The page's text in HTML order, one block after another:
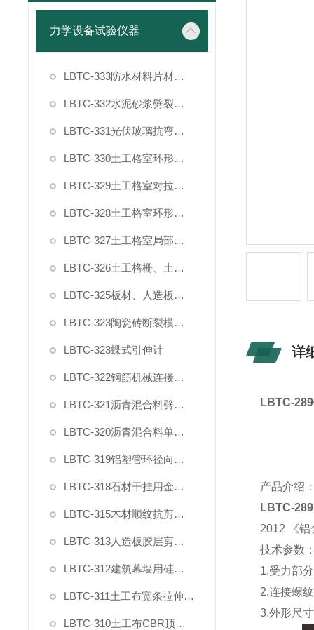
力学设备试验仪器
LBTC-333防水材料片材复合强度拉伸粘结夹具
LBTC-332水泥砂浆劈裂抗拉强度试验夹具
LBTC-331光伏玻璃抗弯曲试验夹具
LBTC-330土工格室环形插件节点剥离力夹具
LBTC-329土工格室对拉强度夹具
LBTC-328土工格室环形插件拉拔力夹具
LBTC-327土工格室局部过载夹具
LBTC-326土工格栅、土工布宽条拉伸试验夹具（普钢）
LBTC-325板材、人造板家具封边条90度剥离夹具
LBTC-323陶瓷砖断裂模数和破坏强度夹具
LBTC-323蝶式引伸计
LBTC-322钢筋机械连接残余变形测量仪
LBTC-321沥青混合料劈裂夹具
LBTC-320沥青混合料单轴压缩夹具
LBTC-319铝塑管环径向拉力夹具
LBTC-318石材干挂用金属挂件拉拔强度试验夹具
LBTC-315木材顺纹抗剪强度测试夹具
LBTC-313人造板胶层剪切强度夹具
LBTC-312建筑幕墙用硅酮结构密封胶剪切强度夹具
LBTC-311土工布宽条拉伸试验专用引伸计
LBTC-310土工布CBR顶破强力夹具
详
LBTC-289
产品介绍
LBTC-289
2012
《
技术参数
1.受力部
2.连接螺
3.外形尺